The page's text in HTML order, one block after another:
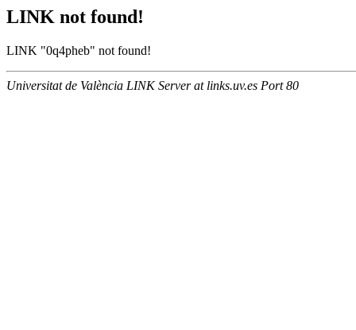
LINK not found!
LINK "0q4pheb" not found!
Universitat de València LINK Server at links.uv.es Port 80